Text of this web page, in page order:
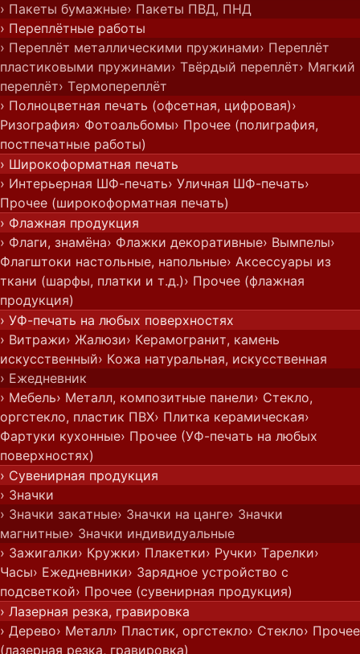
› Пакеты бумажные› Пакеты ПВД, ПНД
› Переплётные работы
› Переплёт металлическими пружинами› Переплёт
пластиковыми пружинами› Твёрдый переплёт› Мягкий
переплёт› Термопереплёт
› Полноцветная печать (офсетная, цифровая)›
Ризография› Фотоальбомы› Прочее (полиграфия,
постпечатные работы)
› Широкоформатная печать
› Интерьерная ШФ-печать› Уличная ШФ-печать›
Прочее (широкоформатная печать)
› Флажная продукция
› Флаги, знамёна› Флажки декоративные› Вымпелы›
Флагштоки настольные, напольные› Аксессуары из
ткани (шарфы, платки и т.д.)› Прочее (флажная
продукция)
› УФ-печать на любых поверхностях
› Витражи› Жалюзи› Керамогранит, камень
искусственный› Кожа натуральная, искусственная
› Ежедневник
› Мебель› Металл, композитные панели› Стекло,
оргстекло, пластик ПВХ› Плитка керамическая›
Фартуки кухонные› Прочее (УФ-печать на любых
поверхностях)
› Сувенирная продукция
› Значки
› Значки закатные› Значки на цанге› Значки
магнитные› Значки индивидуальные
› Зажигалки› Кружки› Плакетки› Ручки› Тарелки›
Часы› Ежедневники› Зарядное устройство с
подсветкой› Прочее (сувенирная продукция)
› Лазерная резка, гравировка
› Дерево› Металл› Пластик, оргстекло› Стекло› Прочее
(лазерная резка, гравировка)